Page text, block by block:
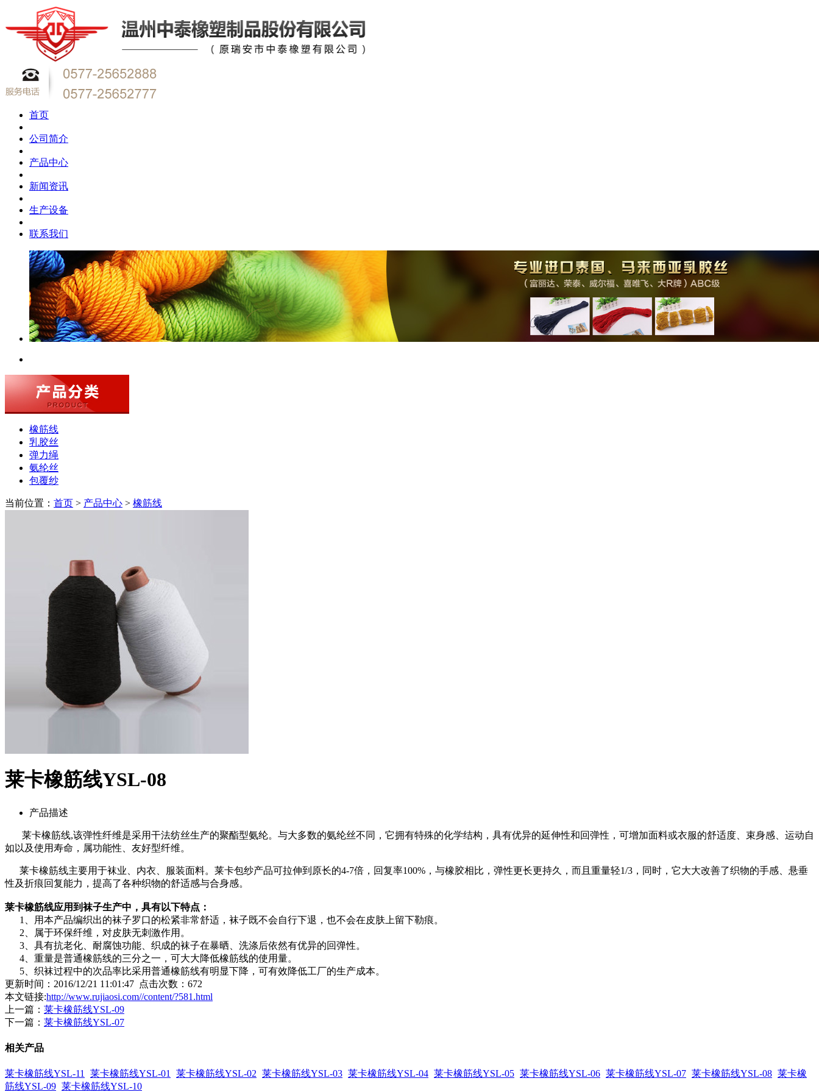
首页
公司简介
产品中心
新闻资讯
生产设备
联系我们
橡筋线
乳胶丝
弹力绳
氨纶丝
包覆纱
当前位置： 首页 > 产品中心 > 橡筋线
莱卡橡筋线YSL-08
产品描述
莱卡橡筋线,该弹性纤维是采用干法纺丝生产的聚酯型氨纶。与大多数的氨纶丝不同，它拥有特殊的化学结构，具有优异的延伸性和回弹性，可增加面料或衣服的舒适度、束身感、运动自
如以及使用寿命，属功能性、友好型纤维。
莱卡橡筋线主要用于袜业、内衣、服装面料。莱卡包纱产品可拉伸到原长的4-7倍，回复率100%，与橡胶相比，弹性更长更持久，而且重量轻1/3，同时，它大大改善了织物的手感、悬垂
性及折痕回复能力，提高了各种织物的舒适感与合身感。
莱卡橡筋线应用到袜子生产中，具有以下特点：
1、用本产品编织出的袜子罗口的松紧非常舒适，袜子既不会自行下退，也不会在皮肤上留下勒痕。
2、属于环保纤维，对皮肤无刺激作用。
3、具有抗老化、耐腐蚀功能、织成的袜子在暴晒、洗涤后依然有优异的回弹性。
4、重量是普通橡筋线的三分之一，可大大降低橡筋线的使用量。
5、织袜过程中的次品率比采用普通橡筋线有明显下降，可有效降低工厂的生产成本。
更新时间：2016/12/21 11:01:47 点击次数： 672
本文链接:http://www.rujiaosi.com//content/?581.html
上一篇： 莱卡橡筋线YSL-09
下一篇： 莱卡橡筋线YSL-07
相关产品
莱卡橡筋线YSL-11 莱卡橡筋线YSL-01 莱卡橡筋线YSL-02 莱卡橡筋线YSL-03 莱卡橡筋线YSL-04 莱卡橡筋线YSL-05 莱卡橡筋线YSL-06 莱卡橡筋线YSL-07 莱卡橡筋线YSL-08 莱卡橡
筋线YSL-09 莱卡橡筋线YSL-10